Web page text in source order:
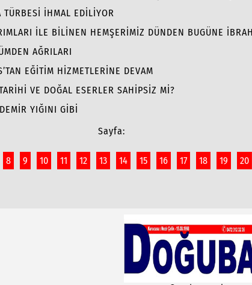
TÜRBESİ İHMAL EDİLİYOR
İLE BİLİNEN HEMŞERİMİZ DÜNDEN BUGÜNE
AĞRILARI
EĞİTİM HİZMETLERİNE DEVAM
VE DOĞAL ESERLER SAHİPSİZ Mİ?
YIĞINI GİBİ
Sayfa:
8 9 10 11 12 13 14 15 16 17 18 19 20